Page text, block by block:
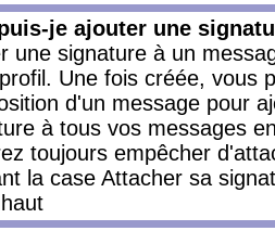
je ajouter une
une signature à un
Une fois créée, vous
d'un message pour
à tous vos messages
toujours empêcher
la case Attacher sa